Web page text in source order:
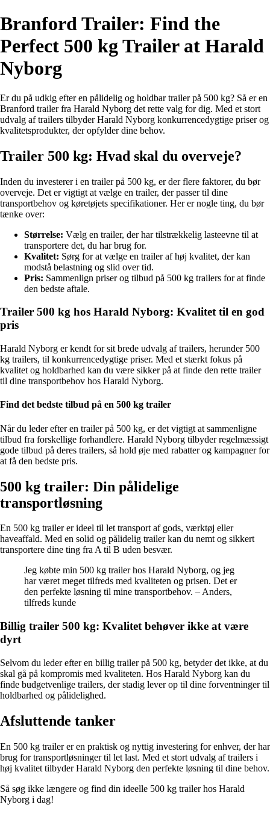
Branford Trailer: Find the
Perfect 500 kg Trailer at Harald
Nyborg
Er du på udkig efter en pålidelig og holdbar trailer på 500 kg? Så er en
Branford trailer fra Harald Nyborg det rette valg for dig. Med et stort
udvalg af trailers tilbyder Harald Nyborg konkurrencedygtige priser og
kvalitetsprodukter, der opfylder dine behov.
Trailer 500 kg: Hvad skal du overveje?
Inden du investerer i en trailer på 500 kg, er der flere faktorer, du bør
overveje. Det er vigtigt at vælge en trailer, der passer til dine
transportbehov og køretøjets specifikationer. Her er nogle ting, du bør
tænke over:
Størrelse: Vælg en trailer, der har tilstrækkelig lasteevne til at
transportere det, du har brug for.
Kvalitet: Sørg for at vælge en trailer af høj kvalitet, der kan
modstå belastning og slid over tid.
Pris: Sammenlign priser og tilbud på 500 kg trailers for at finde
den bedste aftale.
Trailer 500 kg hos Harald Nyborg: Kvalitet til en god
pris
Harald Nyborg er kendt for sit brede udvalg af trailers, herunder 500
kg trailers, til konkurrencedygtige priser. Med et stærkt fokus på
kvalitet og holdbarhed kan du være sikker på at finde den rette trailer
til dine transportbehov hos Harald Nyborg.
Find det bedste tilbud på en 500 kg trailer
Når du leder efter en trailer på 500 kg, er det vigtigt at sammenligne
tilbud fra forskellige forhandlere. Harald Nyborg tilbyder regelmæssigt
gode tilbud på deres trailers, så hold øje med rabatter og kampagner for
at få den bedste pris.
500 kg trailer: Din pålidelige
transportløsning
En 500 kg trailer er ideel til let transport af gods, værktøj eller
haveaffald. Med en solid og pålidelig trailer kan du nemt og sikkert
transportere dine ting fra A til B uden besvær.
Jeg købte min 500 kg trailer hos Harald Nyborg, og jeg
har været meget tilfreds med kvaliteten og prisen. Det er
den perfekte løsning til mine transportbehov. – Anders,
tilfreds kunde
Billig trailer 500 kg: Kvalitet behøver ikke at være
dyrt
Selvom du leder efter en billig trailer på 500 kg, betyder det ikke, at du
skal gå på kompromis med kvaliteten. Hos Harald Nyborg kan du
finde budgetvenlige trailers, der stadig lever op til dine forventninger til
holdbarhed og pålidelighed.
Afsluttende tanker
En 500 kg trailer er en praktisk og nyttig investering for enhver, der har
brug for transportløsninger til let last. Med et stort udvalg af trailers i
høj kvalitet tilbyder Harald Nyborg den perfekte løsning til dine behov.
Så søg ikke længere og find din ideelle 500 kg trailer hos Harald
Nyborg i dag!